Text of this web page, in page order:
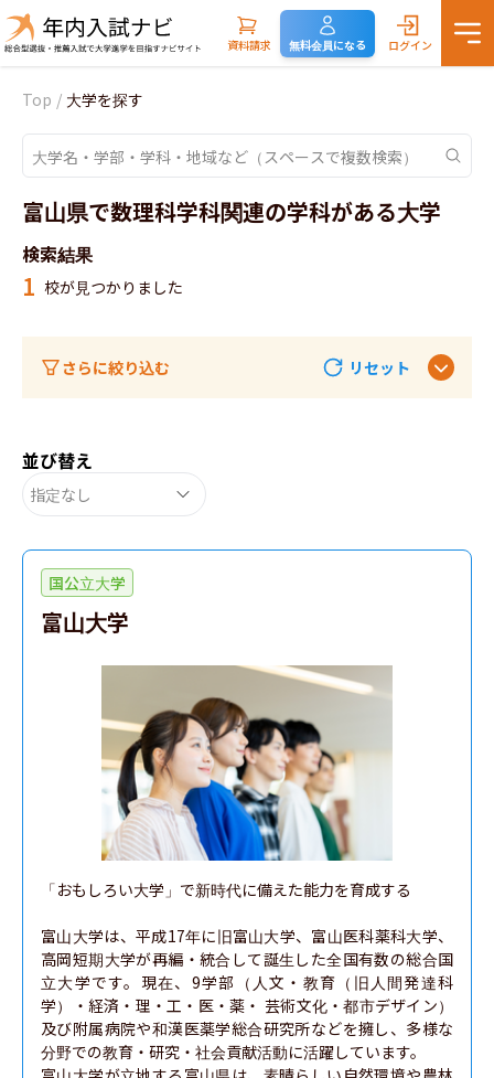
資料請求 無料会員になる ログイン
Top / 大学を探す
富山県で数理科学科関連の学科がある大学
検索結果
1 校が見つかりました
さらに絞り込む リセット
並び替え
指定なし
国公立大学
富山大学
「おもしろい大学」で新時代に備えた能力を育成する
富山大学は、平成17年に旧富山大学、富山医科薬科大学、
高岡短期大学が再編・統合して誕生した全国有数の総合国
立大学です。現在、9学部（人文・教育（旧人間発達科
学）・経済・理・工・医・薬・ 芸術文化・都市デザイン）
及び附属病院や和漢医薬学総合研究所などを擁し、多様な
分野での教育・研究・社会貢献活動に活躍しています。